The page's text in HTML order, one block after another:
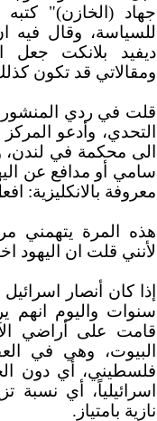
جهاد (الخازن)" كتبه
للسياسة، وقال فيه
ديفيد بلانكت جعل
ومقالاتي قد تكون
التحدي، وأدعو
الى محكمة في لندن،
سامي أو مدافع عن
معروفة بالانكليزية:
هذه المرة يتهمني
لأنني قلت ان اليهود
إذا كان أنصار
سنوات واليوم انهم
قامت على أراضي
اسرائيلياً، أي
نازية بامتياز.